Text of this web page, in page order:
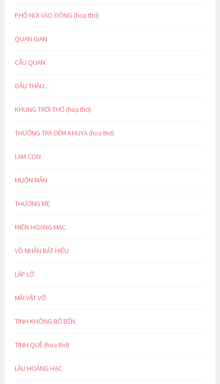
PHỐ NÚI VÀO ĐÔNG (hoạ thơ)
QUAN GIAN
CẨU QUAN
ĐẤU THẦU…
KHUNG TRỜI THƠ (hoạ thơ)
THƯỞNG TRÀ ĐÊM KHUYA (hoạ thơ)
LÀM CON
MUỘN MẰN
THƯƠNG MẸ
MIỀN HOANG MẠC
VÔ NHÂN BẤT HIẾU
LẬP LỜ
MÃI VẬT VỜ
TÌNH KHÔNG BỜ BẾN
TÌNH QUÊ (hoạ thơ)
LẦU HOÀNG HẠC